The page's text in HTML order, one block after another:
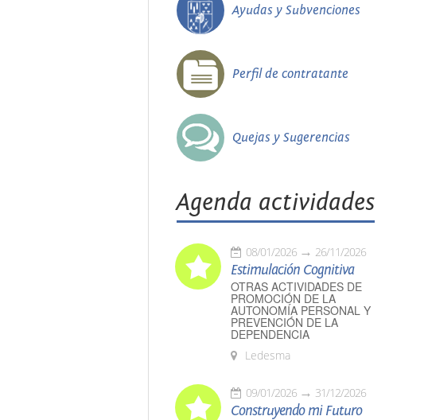
Ayudas y Subvenciones
Perfil de contratante
Quejas y Sugerencias
Agenda actividades
08/01/2026 26/11/2026
Estimulación Cognitiva
OTRAS ACTIVIDADES DE
PROMOCIÓN DE LA
AUTONOMÍA PERSONAL Y
PREVENCIÓN DE LA
DEPENDENCIA
Ledesma
09/01/2026 31/12/2026
Construyendo mi Futuro